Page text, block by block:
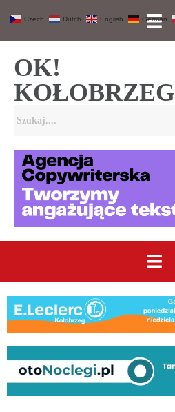
OK!
KOŁOBRZEG
Czech Dutch English German